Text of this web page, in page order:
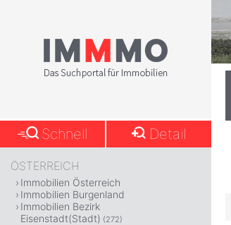
Schnell Detail
ÖSTERREICH
Immobilien Österreich
Immobilien Burgenland
Immobilien Bezirk
Eisenstadt(Stadt) (272)